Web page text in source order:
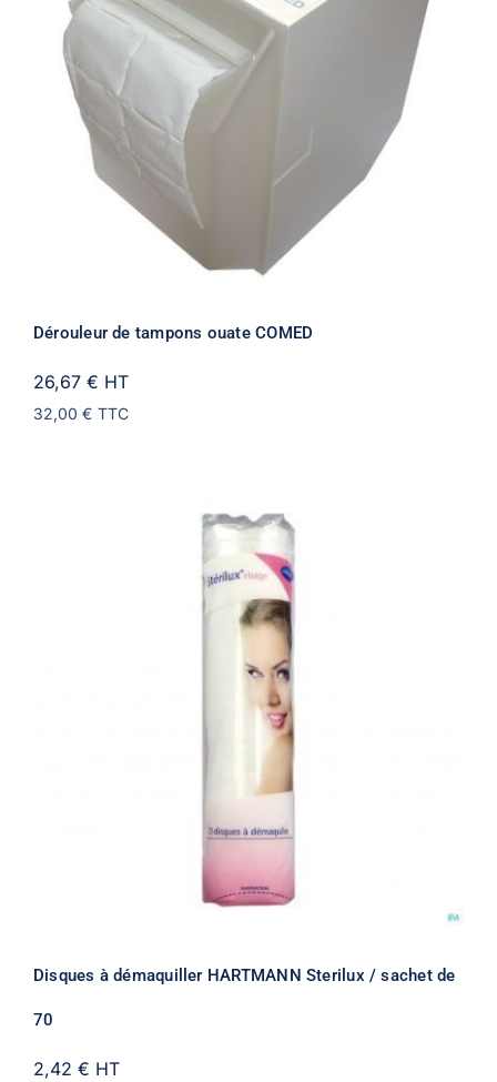
Dérouleur de tampons ouate COMED
26,67 € HT
32,00 € TTC
Disques à démaquiller HARTMANN Sterilux / sachet de
70
2,42 € HT